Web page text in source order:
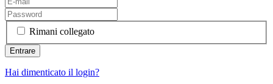
Rimani collegato
Hai dimenticato il login?